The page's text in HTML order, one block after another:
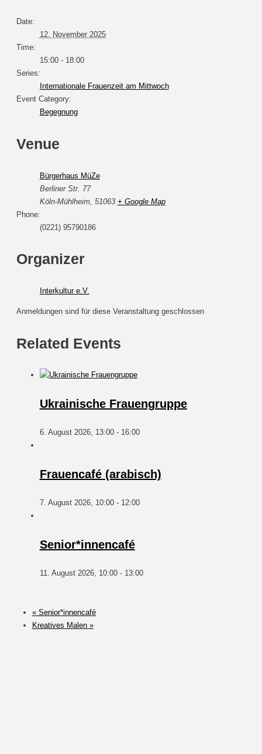
Date:
12. November 2025
Time:
15:00 - 18:00
Series:
Internationale Frauenzeit am Mittwoch
Event Category:
Begegnung
Venue
Bürgerhaus MüZe
Berliner Str. 77
Köln-Mühlheim, 51063 + Google Map
Phone:
(0221) 95790186
Organizer
Interkultur e.V.
Anmeldungen sind für diese Veranstaltung geschlossen
Related Events
Ukrainische Frauengruppe
6. August 2026, 13:00- 16:00
Frauencafé (arabisch)
7. August 2026, 10:00- 12:00
Senior*innencafé
11. August 2026, 10:00- 13:00
«Senior*innencafé
Kreatives Malen »